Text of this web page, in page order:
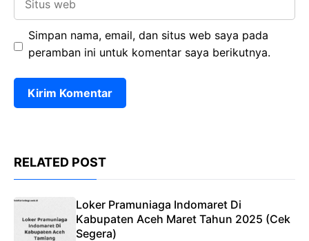
Simpan nama, email, dan situs web saya pada
peramban ini untuk komentar saya berikutnya.
RELATED POST
Loker Pramuniaga Indomaret Di
Kabupaten Aceh Maret Tahun 2025 (Cek
Segera)